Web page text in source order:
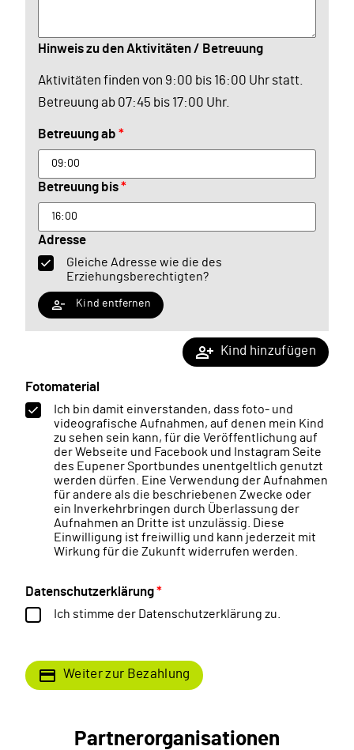
Hinweis zu den Aktivitäten / Betreuung
Aktivitäten finden von 9:00 bis 16:00 Uhr statt.
Betreuung ab 07:45 bis 17:00 Uhr.
Betreuung ab *
Betreuung bis*
Adresse
Gleiche Adresse wie die des
Erziehungsberechtigten?
Kind entfernen
Kind hinzufügen
Fotomaterial
Ich bin damit einverstanden, dass foto- und
videografische Aufnahmen, auf denen mein Kind
zu sehen sein kann, für die Veröffentlichung auf
der Webseite und Facebook und Instagram Seite
des Eupener Sportbundes unentgeltlich genutzt
werden dürfen. Eine Verwendung der Aufnahmen
für andere als die beschriebenen Zwecke oder
ein Inverkehrbringen durch Überlassung der
Aufnahmen an Dritte ist unzulässig. Diese
Einwilligung ist freiwillig und kann jederzeit mit
Wirkung für die Zukunft widerrufen werden.
Datenschutzerklärung*
Ich stimme der Datenschutzerklärung zu.
Partnerorganisationen